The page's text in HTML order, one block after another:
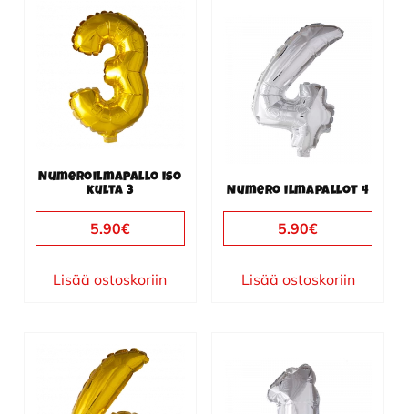
Numeroilmapallo iso
kulta 3
5.90€
Lisää ostoskoriin
Numero ilmapallot 4
5.90€
Lisää ostoskoriin